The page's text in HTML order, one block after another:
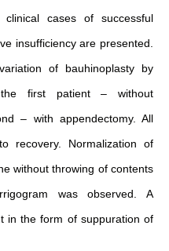
cases of successful
insufficiency are presented.
of bauhinoplasty by
first patient – without
– with appendectomy. All
recovery. Normalization of
without throwing of contents
was observed. A
in the form of suppuration of